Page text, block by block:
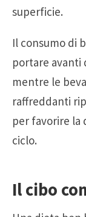
superficie.
Il consumo di
portare avanti
mentre le
raffreddanti
per favorire la
ciclo.
Il cibo